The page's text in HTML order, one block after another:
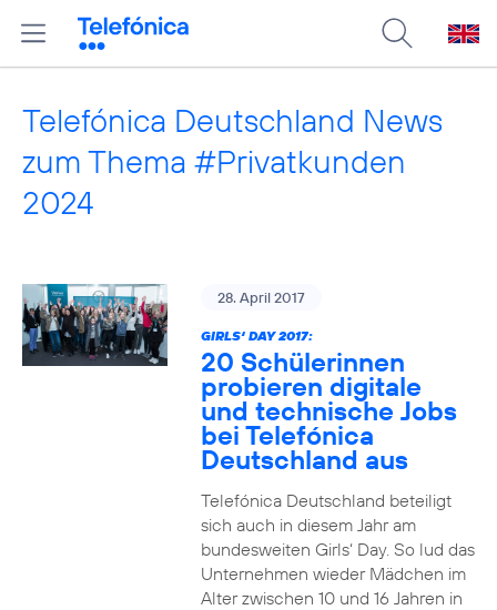
Telefónica Deutschland News
zum Thema #Privatkunden
2024
28. April 2017
GIRLS‘ DAY 2017:
20 Schülerinnen
probieren digitale
und technische Jobs
bei Telefónica
Deutschland aus
Telefónica Deutschland beteiligt
sich auch in diesem Jahr am
bundesweiten Girls‘ Day. So lud das
Unternehmen wieder Mädchen im
Alter zwischen 10 und 16 Jahren in